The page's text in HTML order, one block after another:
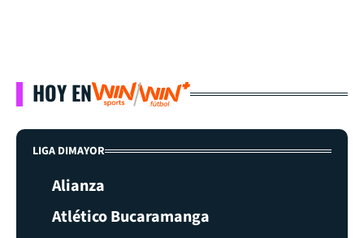
HOY EN
LIGA DIMAYOR
Alianza
Atlético Bucaramanga